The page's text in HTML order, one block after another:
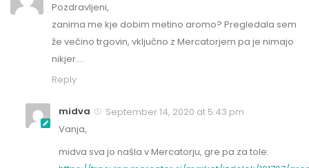
Pozdravljeni,
zanima me kje dobim metino aromo? Pregledala sem
že večino trgovin, vključno z Mercatorjem pa je nimajo
nikjer….
Reply
midva
September 14, 2020 at 5:43 pm
Vanja,
midva sva jo našla v Mercatorju, gre pa za tole: